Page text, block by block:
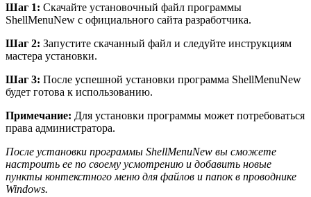
Шаг 1: Скачайте установочный файл программы
ShellMenuNew с официального сайта разработчика.
Шаг 2: Запустите скачанный файл и следуйте инструкциям
мастера установки.
Шаг 3: После успешной установки программа ShellMenuNew
будет готова к использованию.
Примечание: Для установки программы может потребоваться
права администратора.
После установки программы ShellMenuNew вы сможете
настроить ее по своему усмотрению и добавить новые
пункты контекстного меню для файлов и папок в проводнике
Windows.